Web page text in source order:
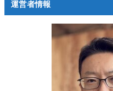
運営者情報